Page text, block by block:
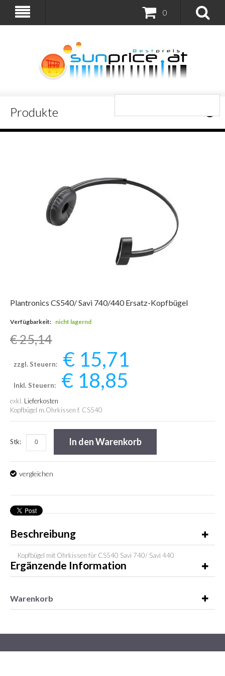
0
Produkte
Plantronics CS540/ Savi 740/440 Ersatz-Kopfbügel
Verfügbarkeit: nicht lagernd
€ 25,14
zzgl. Steuern: € 15,71
Inkl. Steuern: € 18,85
exkl. Lieferkosten
Kopfbügel m.Ohrkissen f. CS540
Stk: In den Warenkorb
vergleichen
Beschreibung
Kopfbügel mit Ohrkissen für CS540 Savi 740/ Savi 440
Ergänzende Information
Warenkorb